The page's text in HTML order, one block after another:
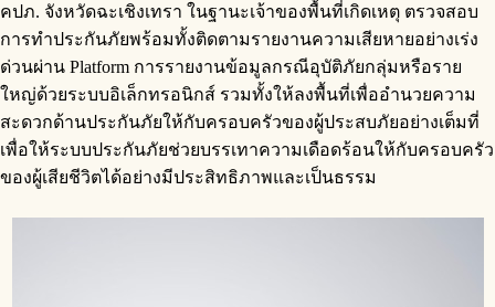
คปภ. จังหวัดฉะเชิงเทรา ในฐานะเจ้าของพื้นที่เกิดเหตุ ตรวจสอบ
การทำประกันภัยพร้อมทั้งติดตามรายงานความเสียหายอย่างเร่ง
ด่วนผ่าน Platform การรายงานข้อมูลกรณีอุบัติภัยกลุ่มหรือราย
ใหญ่ด้วยระบบอิเล็กทรอนิกส์ รวมทั้งให้ลงพื้นที่เพื่ออำนวยความ
สะดวกด้านประกันภัยให้กับครอบครัวของผู้ประสบภัยอย่างเต็มที่
เพื่อให้ระบบประกันภัยช่วยบรรเทาความเดือดร้อนให้กับครอบครัว
ของผู้เสียชีวิตได้อย่างมีประสิทธิภาพและเป็นธรรม